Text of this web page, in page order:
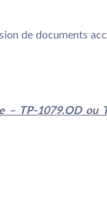
de documents
TP-1079.OD ou